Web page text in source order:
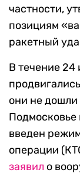
частности,
позициям
ракетный
В течение
они не
введен
операции
заявил о